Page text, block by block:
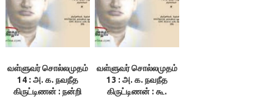
வள்ளுவர் சொல்லமுதம்
14 : அ. க. நவநீத
கிருட்டிணன் : நன்றி
வள்ளுவர் சொல்லமுதம்
13 : அ. க. நவநீத
கிருட்டிணன் : கூ.